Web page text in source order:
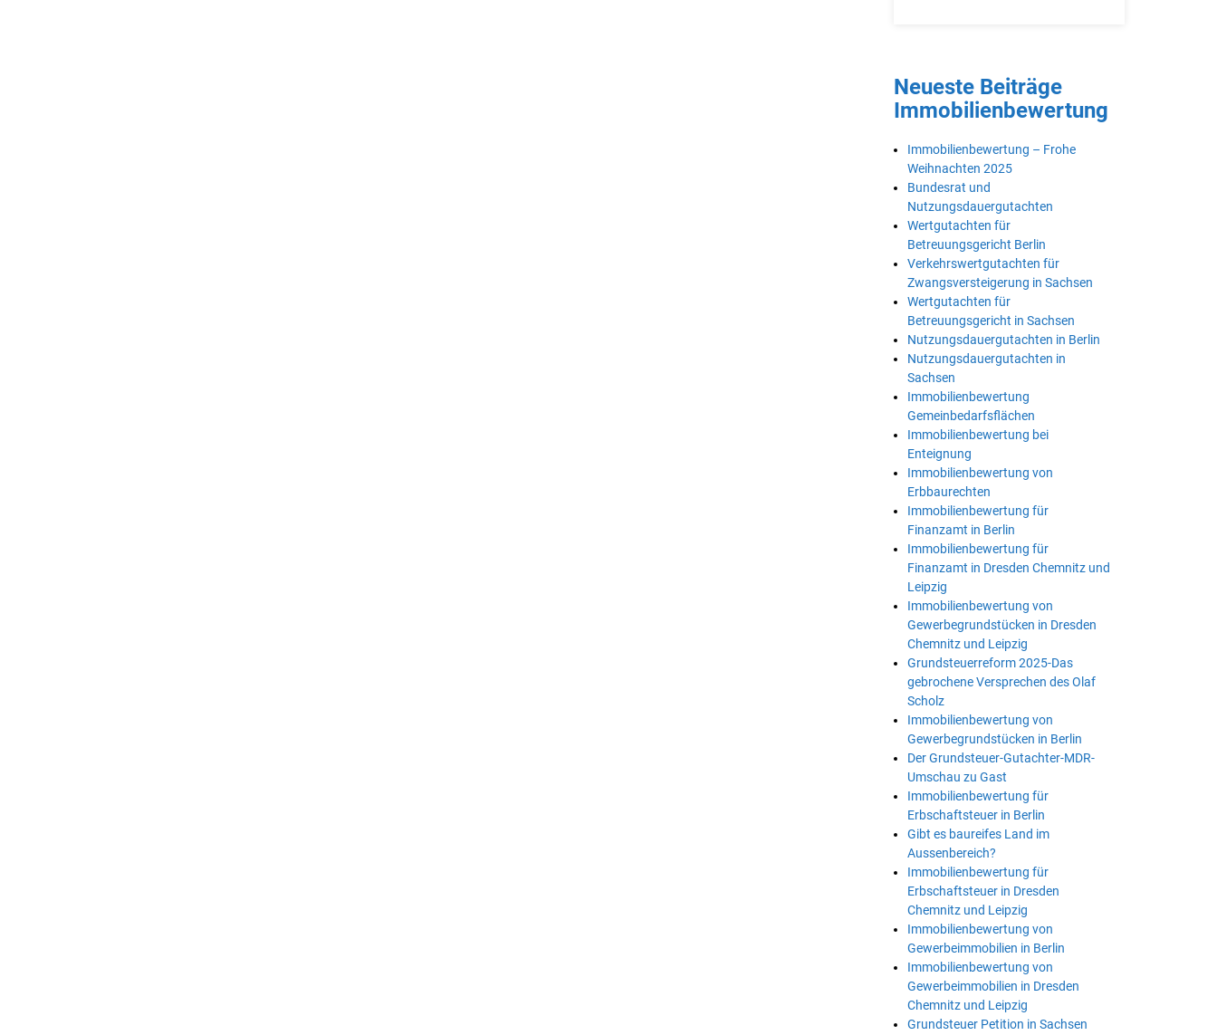
Neueste Beiträge
Immobilienbewertung
Immobilienbewertung – Frohe
Weihnachten 2025
Bundesrat und
Nutzungsdauergutachten
Wertgutachten für
Betreuungsgericht Berlin
Verkehrswertgutachten für
Zwangsversteigerung in Sachsen
Wertgutachten für
Betreuungsgericht in Sachsen
Nutzungsdauergutachten in Berlin
Nutzungsdauergutachten in
Sachsen
Immobilienbewertung
Gemeinbedarfsflächen
Immobilienbewertung bei
Enteignung
Immobilienbewertung von
Erbbaurechten
Immobilienbewertung für
Finanzamt in Berlin
Immobilienbewertung für
Finanzamt in Dresden Chemnitz und
Leipzig
Immobilienbewertung von
Gewerbegrundstücken in Dresden
Chemnitz und Leipzig
Grundsteuerreform 2025-Das
gebrochene Versprechen des Olaf
Scholz
Immobilienbewertung von
Gewerbegrundstücken in Berlin
Der Grundsteuer-Gutachter-MDR-
Umschau zu Gast
Immobilienbewertung für
Erbschaftsteuer in Berlin
Gibt es baureifes Land im
Aussenbereich?
Immobilienbewertung für
Erbschaftsteuer in Dresden
Chemnitz und Leipzig
Immobilienbewertung von
Gewerbeimmobilien in Berlin
Immobilienbewertung von
Gewerbeimmobilien in Dresden
Chemnitz und Leipzig
Grundsteuer Petition in Sachsen